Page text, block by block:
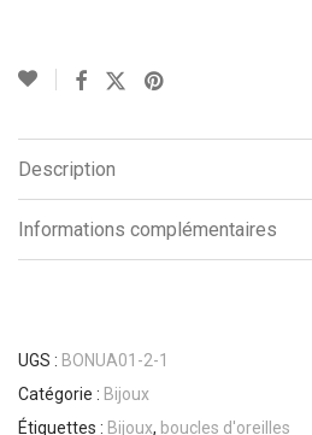
Description
Informations complémentaires
UGS : BONUA01-2-1
Catégorie : Bijoux
Étiquettes : Bijoux, boucles d'oreilles